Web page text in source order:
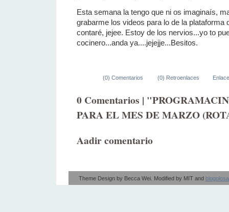
Esta semana la tengo que ni os imaginaís,
grabarme los videos para lo de la plataforma
contaré, jejee. Estoy de los nervios...yo to
cocinero...anda ya....jejejje...Besitos.
(0) Comentarios (0) Retroenlaces Enlace
0 Comentarios |
PARA EL MES DE MARZO
Aadir comentario
Theme Design by Becca Wei . Modified by MIT and